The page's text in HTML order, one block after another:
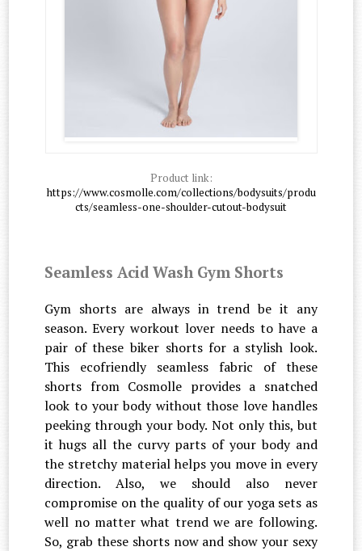
Product link:
https://www.cosmolle.com/collections/bodysuits/produ
cts/seamless-one-shoulder-cutout-bodysuit
Seamless Acid Wash Gym Shorts
Gym shorts are always in trend be it any
season. Every workout lover needs to have a
pair of these biker shorts for a stylish look.
This ecofriendly seamless fabric of these
shorts from Cosmolle provides a snatched
look to your body without those love handles
peeking through your body. Not only this, but
it hugs all the curvy parts of your body and
the stretchy material helps you move in every
direction. Also, we should also never
compromise on the quality of our yoga sets as
well no matter what trend we are following.
So, grab these shorts now and show your sexy